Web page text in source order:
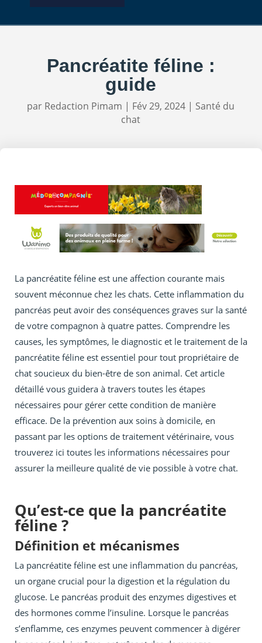
Pancréatite féline :
guide
par Redaction Pimam | Fév 29, 2024 | Santé du
chat
La pancréatite féline est une affection courante mais
souvent méconnue chez les chats. Cette inflammation du
pancréas peut avoir des conséquences graves sur la santé
de votre compagnon à quatre pattes. Comprendre les
causes, les symptômes, le diagnostic et le traitement de la
pancréatite féline est essentiel pour tout propriétaire de
chat soucieux du bien-être de son animal. Cet article
détaillé vous guidera à travers toutes les étapes
nécessaires pour gérer cette condition de manière
efficace. De la prévention aux soins à domicile, en
passant par les options de traitement vétérinaire, vous
trouverez ici toutes les informations nécessaires pour
assurer la meilleure qualité de vie possible à votre chat.
Qu’est-ce que la pancréatite
féline ?
Définition et mécanismes
La pancréatite féline est une inflammation du pancréas,
un organe crucial pour la digestion et la régulation du
glucose. Le pancréas produit des enzymes digestives et
des hormones comme l’insuline. Lorsque le pancréas
s’enflamme, ces enzymes peuvent commencer à digérer